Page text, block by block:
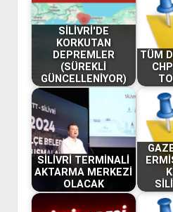
SİLİVRİ'DE
KORKUTAN
DEPREMLER
(SÜREKLİ
GÜNCELLENİYOR)
TÜM
SİLİVRİ TERMİNALİ
AKTARMA MERKEZİ
OLACAK